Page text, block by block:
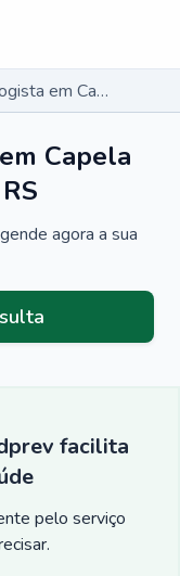
Gastroenterologista em Capela de Santana - RS
Capela
agora a sua
facilita
pelo serviço